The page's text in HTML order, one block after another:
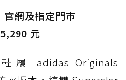
Dunk Low GORE-TEX：
防水科技，雨天穿搭帥度不
TRABUCO 14 GTX：搭
貼合科技，全方位防水神鞋
網及指定門市
元
履 adidas Originals